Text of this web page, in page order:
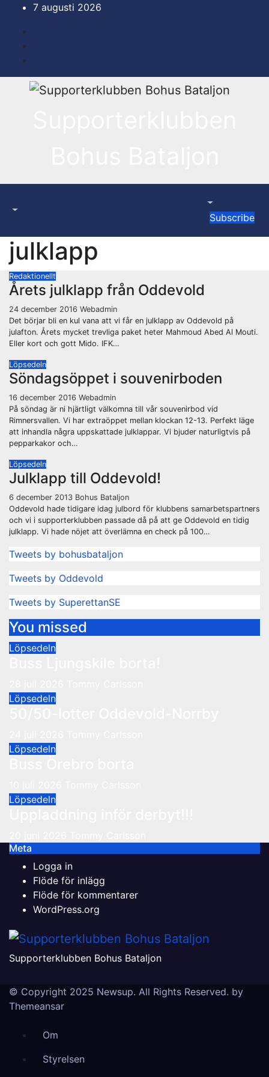
Hoppa
innehåll
7 augusti 2026
Subscribe
julklapp
Redaktionellt
Årets julklapp från Oddevold
24 december 2016 Webadmin
Det börjar bli en kul vana att vi får en julklapp av Oddevold på
julafton. Årets mycket trevliga paket heter Mahmoud Abed Al Mouti.
Eller kort och gott Mido. IFK…
Löpsedeln
Söndagsöppet i souvenirboden
16 december 2016 Webadmin
På söndag är ni hjärtligt välkomna till vår souvenirbod vid
Rimnersvallen. Vi har extraöppet mellan klockan 12-13. Perfekt läge
att inhandla några uppskattade julklappar. Vi bjuder naturligtvis på
pepparkakor och…
Löpsedeln
Julklapp till Oddevold!
6 december 2013 Bohus Bataljon
Oddevold hade tidigare idag julbord för klubbens samarbetspartners
och vi i supporterklubben passade då på att ge Oddevold en tidig
julklapp. Vi hade nöjet att överlämna en check på 100…
Tweets by bohusbataljon
Tweets by Oddevold
Tweets by SuperettanSE
You missed
Löpsedeln
Löpsedeln
Löpsedeln
Löpsedeln
Meta
Logga in
Flöde för inlägg
Flöde för kommentarer
WordPress.org
Supporterklubben Bohus Bataljon
© Copyright 2025 Newsup. All Rights Reserved. by
Themeansar
Om
Styrelsen